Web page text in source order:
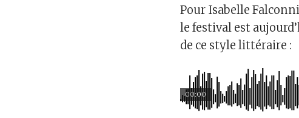
Pour Isabelle
le festival est
de ce style littéraire :
00:00